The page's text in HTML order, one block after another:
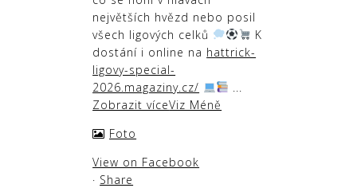
největších hvězd nebo posil
všech ligových celků
K
dostání i online na hattrick-
ligovy-special-
2026.magaziny.cz/
...
Zobrazit víceViz Méně
Foto
View on Facebook
· Share